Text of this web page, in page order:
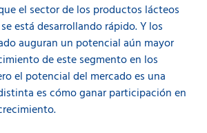
el sector de los productos lácteos
está desarrollando rápido. Y los
auguran un potencial aún mayor
de este segmento en los
el potencial del mercado es una
es cómo ganar participación en